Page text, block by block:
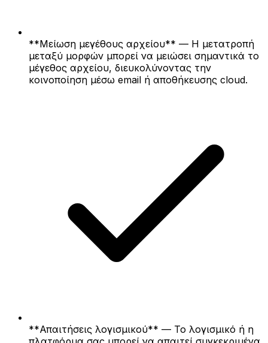
**Μείωση μεγέθους αρχείου** — Η μετατροπή
μεταξύ μορφών μπορεί να μειώσει σημαντικά το
μέγεθος αρχείου, διευκολύνοντας την
κοινοποίηση μέσω email ή αποθήκευσης cloud.
**Απαιτήσεις λογισμικού** — Το λογισμικό ή η